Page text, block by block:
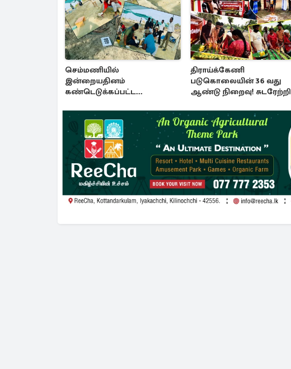
செம்மணியில்
இன்றையதினம்
கண்டெடுக்கப்பட்ட
திராய்க்கேணி
படுகொலையின் 36 வது
ஆண்டு நிறைவு! சுடரேற்றி